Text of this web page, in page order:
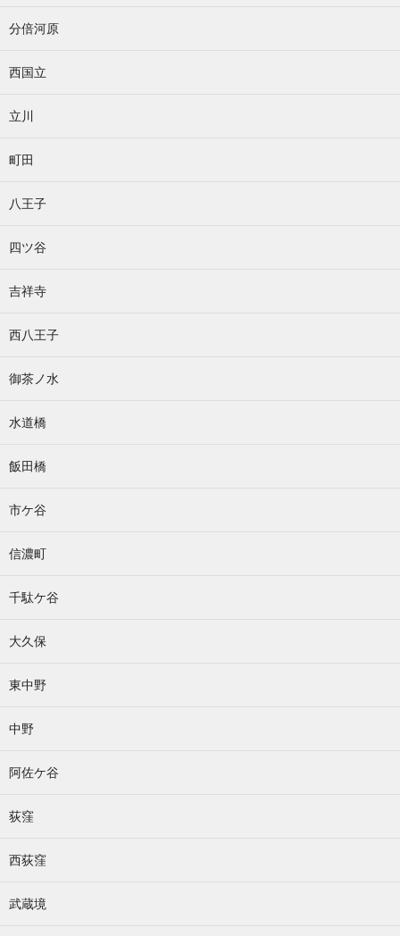
分倍河原
西国立
立川
町田
八王子
四ツ谷
吉祥寺
西八王子
御茶ノ水
水道橋
飯田橋
市ケ谷
信濃町
千駄ケ谷
大久保
東中野
中野
阿佐ケ谷
荻窪
西荻窪
武蔵境